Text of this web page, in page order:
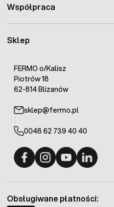
Sklep
FERMO o/Kalisz
Piotrów 18
62-814 Blizanów
sklep@fermo.pl
0048 62 739 40 40
Współpraca
Obsługiwane płatności: